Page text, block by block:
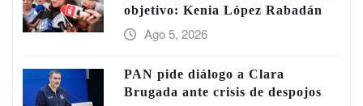
objetivo: Kenia López Rabadán
Ago 5, 2026
PAN pide diálogo a Clara
Brugada ante crisis de despojos